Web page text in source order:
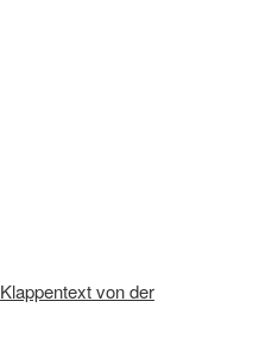
Klappentext von der